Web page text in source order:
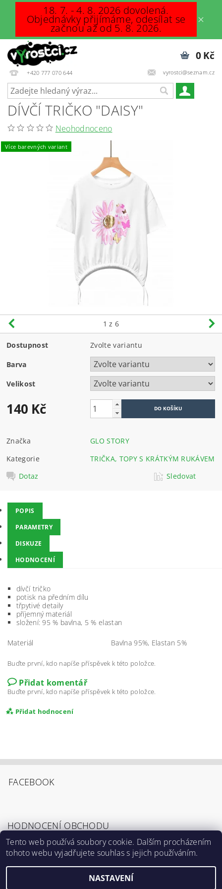
18. 7. - 4. 8. 2026 dovolená.
Objednávky přijímáme, odesílat se
začnou až od 5. 8. 2026.
+420 777 070 644 vyrostci@seznam.cz
0 Kč
DÍVČÍ TRIČKO "DAISY"
Neohodnoceno
Více barevných variant
1 z 6
Dostupnost Zvolte variantu
Barva
Velikost
140 Kč
Značka
GLO STORY
Kategorie
TRIČKA, TOPY S KRÁTKÝM RUKÁVEM
Dotaz
Sledovat
POPIS
PARAMETRY
DISKUZE
HODNOCENÍ
dívčí tričko
potisk na předním dílu
třpytivé detaily
příjemný materiál
složení: 95 % bavlna, 5 % elastan
Materiál Bavlna 95%, Elastan 5%
Buďte první, kdo napíše příspěvek k této položce.
Přidat komentář
Buďte první, kdo napíše příspěvek k této položce.
Přidat hodnocení
Souhlasím sPodmínkami ochrany osobních
FACEBOOK
HODNOCENÍ OBCHODU
Zobrazit všechna hodnocení obchodu
Tento web používá soubory cookie. Dalším procházením
tohoto webu vyjadřujete souhlas s jejich používáním.
NASTAVENÍ